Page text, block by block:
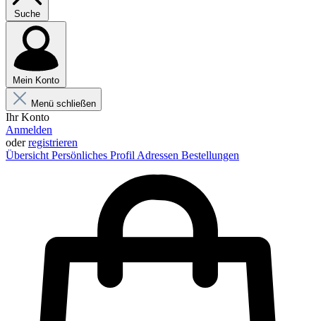
Suche
Mein Konto
Menü schließen
Ihr Konto
Anmelden
oderregistrieren
Übersicht Persönliches Profil Adressen Bestellungen